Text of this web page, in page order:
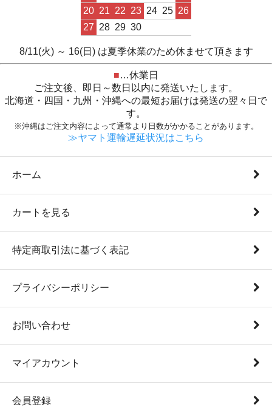
20 21 22 23 24 25 26
27 28 29 30
8/11(火) ～ 16(日) は夏季休業のため休ませて頂きます
■…休業日
ご注文後、即日～数日以内に発送いたします。
北海道・四国・九州・沖縄への最短お届けは発送の翌々日で
す。
※沖縄はご注文内容によって通常より日数がかかることがあります。
≫ヤマト運輸遅延状況はこちら
ホーム
カートを見る
特定商取引法に基づく表記
プライバシーポリシー
お問い合わせ
マイアカウント
会員登録